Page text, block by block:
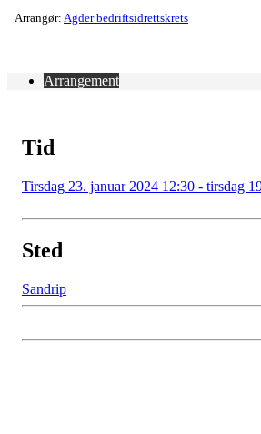
Arrangør: Agder bedriftsidrettskrets
Arrangement
Tid
Tirsdag 23. januar 2024 12:30 - tirsdag
Sted
Sandrip